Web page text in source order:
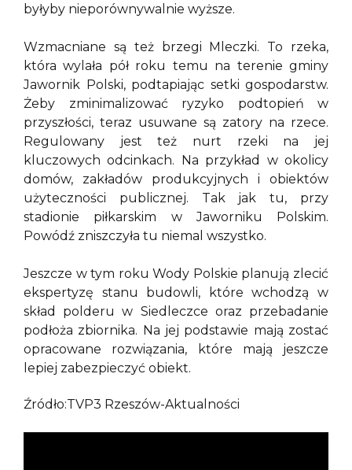
byłyby nieporównywalnie wyższe.
Wzmacniane są też brzegi Mleczki. To rzeka,
która wylała pół roku temu na terenie gminy
Jawornik Polski, podtapiając setki gospodarstw.
Żeby zminimalizować ryzyko podtopień w
przyszłości, teraz usuwane są zatory na rzece.
Regulowany jest też nurt rzeki na jej
kluczowych odcinkach. Na przykład w okolicy
domów, zakładów produkcyjnych i obiektów
użyteczności publicznej. Tak jak tu, przy
stadionie piłkarskim w Jaworniku Polskim.
Powódź zniszczyła tu niemal wszystko.
Jeszcze w tym roku Wody Polskie planują zlecić
ekspertyzę stanu budowli, które wchodzą w
skład polderu w Siedleczce oraz przebadanie
podłoża zbiornika. Na jej podstawie mają zostać
opracowane rozwiązania, które mają jeszcze
lepiej zabezpieczyć obiekt.
Źródło:TVP3 Rzeszów-Aktualności